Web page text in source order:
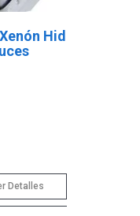
Hid
Detalles